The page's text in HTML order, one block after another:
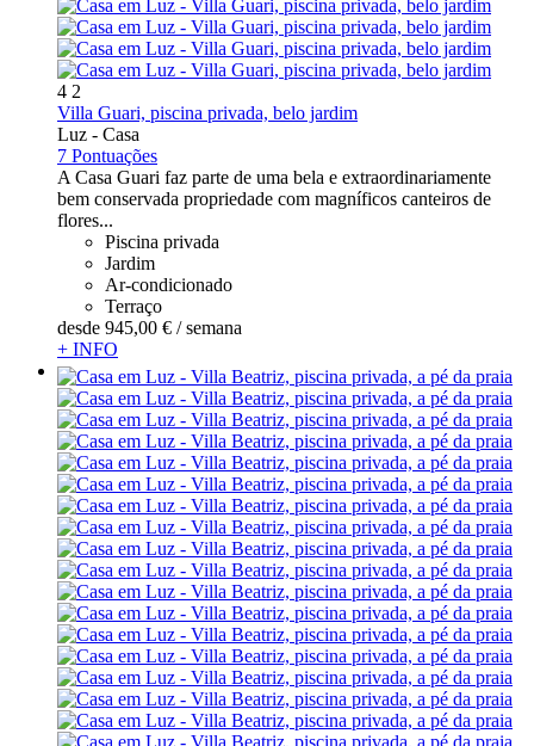
4 2
Villa Guari, piscina privada, belo jardim
Luz - Casa
7 Pontuações
A Casa Guari faz parte de uma bela e extraordinariamente
bem conservada propriedade com magníficos canteiros de
flores...
Piscina privada
Jardim
Ar-condicionado
Terraço
desde 945,00 € / semana
+ INFO